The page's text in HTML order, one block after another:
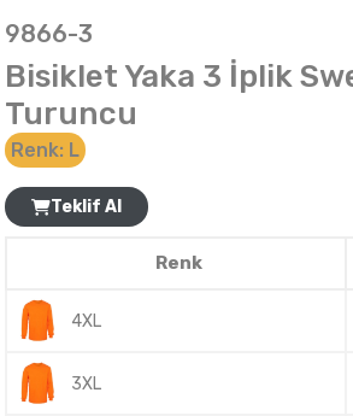
9866-3
Bisiklet Yaka 3 İplik
Turuncu
Renk: L
Teklif Al
Renk
4XL
3XL